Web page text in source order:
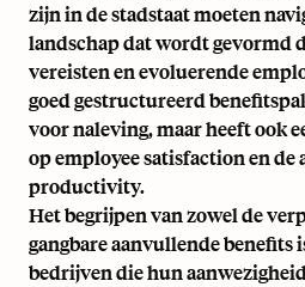
zijn in de stadstaat moeten
landschap dat wordt gevormd
vereisten en evoluerende
goed gestructureerd
voor naleving, maar heeft ook
op employee satisfaction en de
productivity.
Het begrijpen van zowel de
gangbare aanvullende benefits
bedrijven die hun